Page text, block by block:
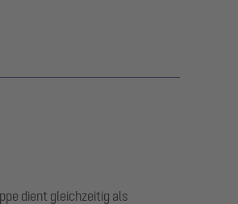
dient gleichzeitig als